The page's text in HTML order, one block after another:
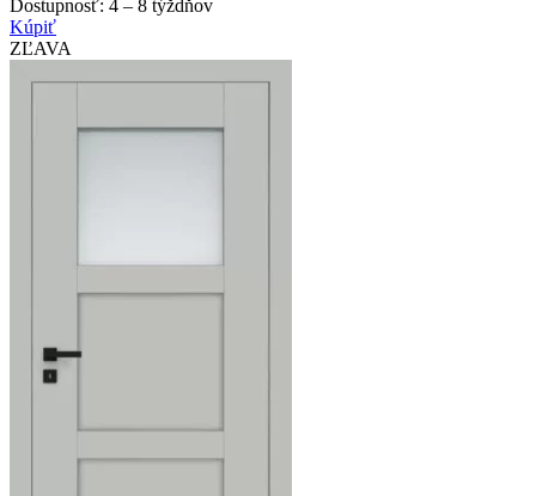
Dostupnosť: 4 – 8 týždňov
Kúpiť
ZĽAVA